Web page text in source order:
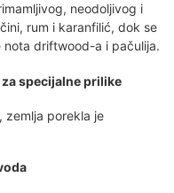
neodoljivog i
rum i karanfilić, dok se
nota driftwood-a i pačulija.
specijalne prilike
zemlja porekla je